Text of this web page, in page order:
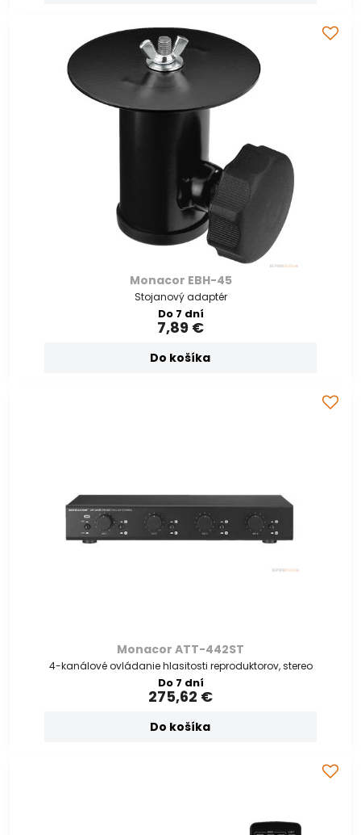
Monacor EBH-45
Stojanový adaptér
Do 7 dní
7,89 €
Do košíka
Monacor ATT-442ST
4-kanálové ovládanie hlasitosti reproduktorov, stereo
Do 7 dní
275,62 €
Do košíka